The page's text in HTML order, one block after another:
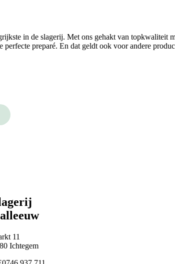
in de slagerij. Met ons gehakt van topkwaliteit
perfecte preparé. En dat geldt ook voor andere
11
Ichtegem